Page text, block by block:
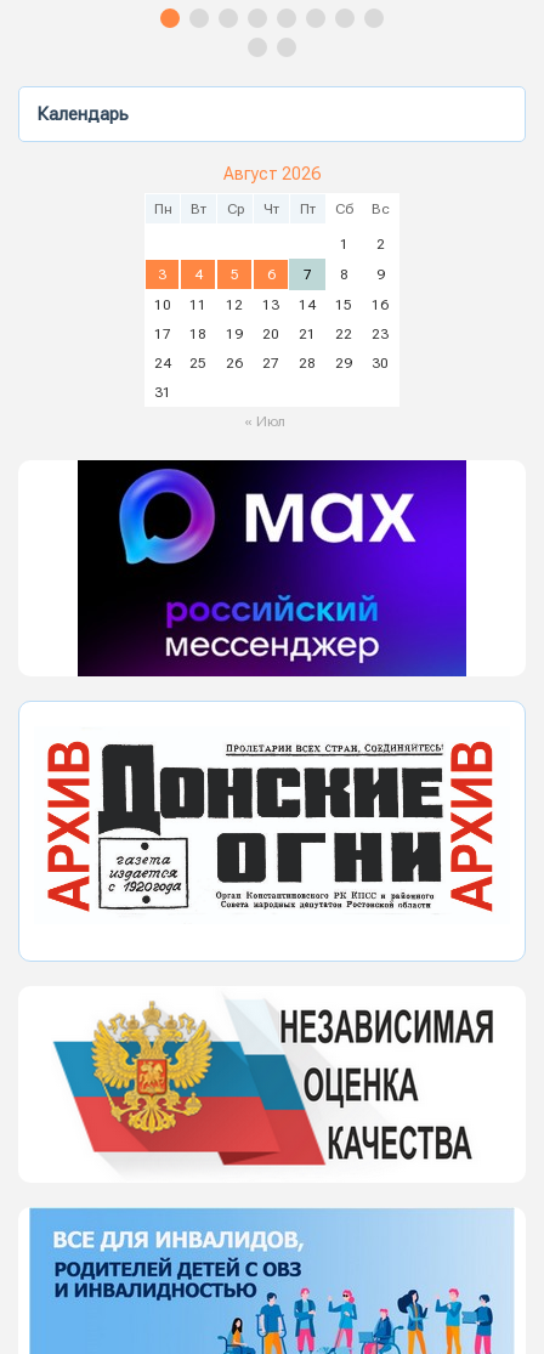
Календарь
Август 2026
Пн Вт Ср Чт Пт Сб Вс
1
2
3
4 5 6 7 8
9
10
11 12 13 14 15
16
17
18 19 20 21 22
23
24
25 26 27 28 29
30
31
« Июл